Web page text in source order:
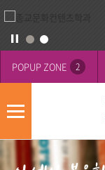
POPUP ZONE 2
모
메